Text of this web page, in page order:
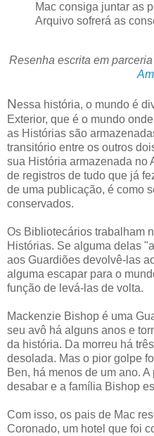
Mac consiga juntar as
Arquivo sofrerá as
Resenha escrita em
Nessa história, o mundo é
Exterior, que é o mundo
as Histórias são
transitório entre os outros
sua História armazenada no
de registros de tudo que já
de uma publicação, é como
conservados.
Os Bibliotecários trabalham
Histórias. Se alguma delas
aos Guardiões devolvê-las
alguma escapar para o
função de levá-las de volta.
Mackenzie Bishop é uma
seu avô há alguns anos e
da história. Da morreu há
desolada. Mas o pior golpe
Ben, há menos de um ano.
desabar e a família Bishop
Com isso, os pais de Mac
Coronado, um hotel que foi